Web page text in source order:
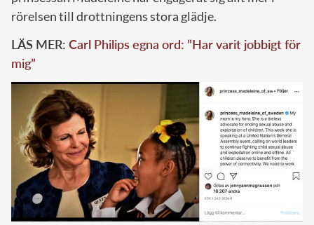
rörelsen till drottningens stora glädje.
LÄS MER: Carl Philips egna ord: ”Har varit jobbigt för
mig”